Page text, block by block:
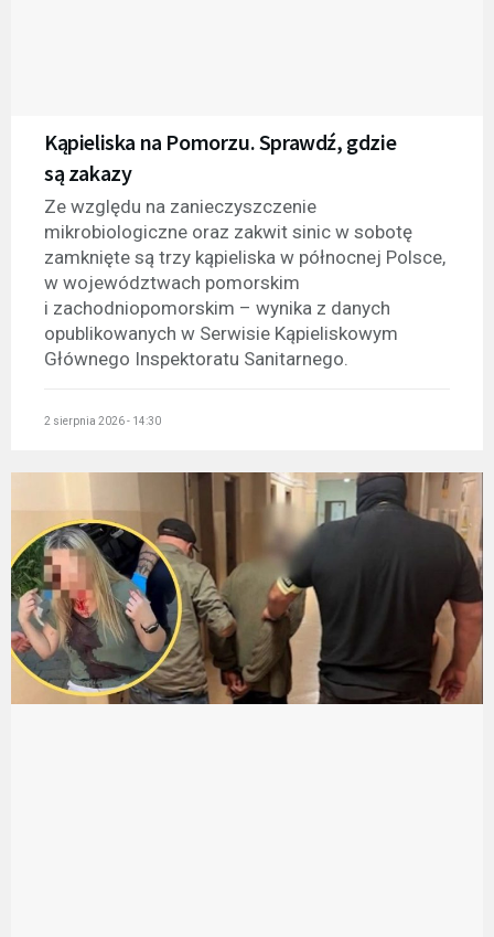
Kąpieliska na Pomorzu. Sprawdź, gdzie
są zakazy
Ze względu na zanieczyszczenie
mikrobiologiczne oraz zakwit sinic w sobotę
zamknięte są trzy kąpieliska w północnej Polsce,
w województwach pomorskim
i zachodniopomorskim – wynika z danych
opublikowanych w Serwisie Kąpieliskowym
Głównego Inspektoratu Sanitarnego.
2 sierpnia 2026 - 14:30